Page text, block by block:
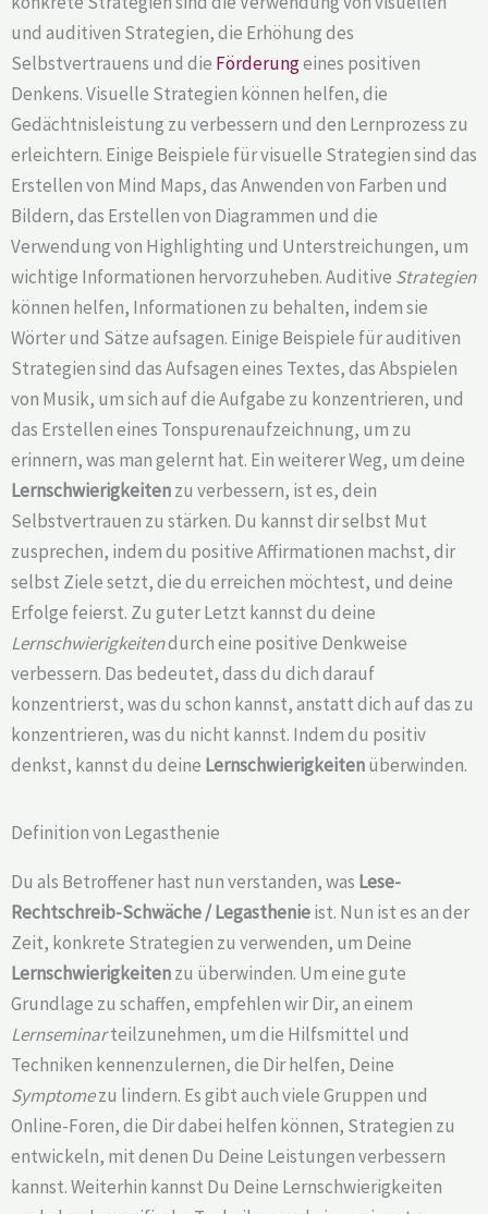
und auditiven Strategien, die Erhöhung des
Selbstvertrauens und die Förderungeines positiven
Denkens. Visuelle Strategien können helfen, die
Gedächtnisleistung zu verbessern und den Lernprozess zu
erleichtern. Einige Beispiele für visuelle Strategien sind das
Erstellen von Mind Maps, das Anwenden von Farben und
Bildern, das Erstellen von Diagrammen und die
Verwendung von Highlighting und Unterstreichungen, um
wichtige Informationen hervorzuheben. Auditive Strategien
können helfen, Informationen zu behalten, indem sie
Wörter und Sätze aufsagen. Einige Beispiele für auditiven
Strategien sind das Aufsagen eines Textes, das Abspielen
von Musik, um sich auf die Aufgabe zu konzentrieren, und
das Erstellen eines Tonspurenaufzeichnung, um zu
erinnern, was man gelernt hat. Ein weiterer Weg, um deine
Lernschwierigkeitenzu verbessern, ist es, dein
Selbstvertrauen zu stärken. Du kannst dir selbst Mut
zusprechen, indem du positive Affirmationen machst, dir
selbst Ziele setzt, die du erreichen möchtest, und deine
Erfolge feierst. Zu guter Letzt kannst du deine
Lernschwierigkeitendurch eine positive Denkweise
verbessern. Das bedeutet, dass du dich darauf
konzentrierst, was du schon kannst, anstatt dich auf das zu
konzentrieren, was du nicht kannst. Indem du positiv
denkst, kannst du deine Lernschwierigkeitenüberwinden.
Definition von Legasthenie
Du als Betroffener hast nun verstanden, was Lese-
Rechtschreib-Schwäche /Legasthenieist. Nun ist es an der
Zeit, konkrete Strategien zu verwenden, um Deine
Lernschwierigkeitenzu überwinden. Um eine gute
Grundlage zu schaffen, empfehlen wir Dir, an einem
Lernseminarteilzunehmen, um die Hilfsmittel und
Techniken kennenzulernen, die Dir helfen, Deine
Symptomezu lindern. Es gibt auch viele Gruppen und
Online-Foren, die Dir dabei helfen können, Strategien zu
entwickeln, mit denen Du Deine Leistungen verbessern
kannst. Weiterhin kannst Du Deine Lernschwierigkeiten